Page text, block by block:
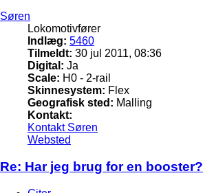
Søren
Lokomotivfører
Indlæg: 5460
Tilmeldt: 30 jul 2011, 08:36
Digital: Ja
Scale: H0 - 2-rail
Skinnesystem: Flex
Geografisk sted: Malling
Kontakt:
Kontakt Søren
Websted
Re: Har jeg brug for en booster?